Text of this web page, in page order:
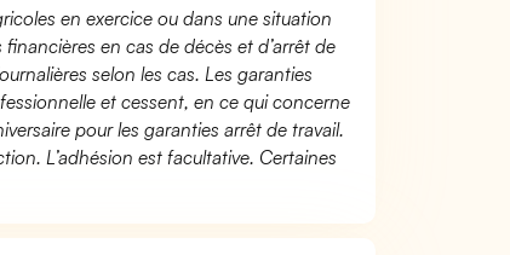
en exercice ou dans une situation
en cas de décès et d’arrêt de
selon les cas. Les garanties
et cessent, en ce qui concerne
pour les garanties arrêt de travail.
L’adhésion est facultative. Certaines